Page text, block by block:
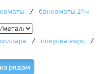
/ банкоматы 24ч
:
/ покупка евро
/
рядом